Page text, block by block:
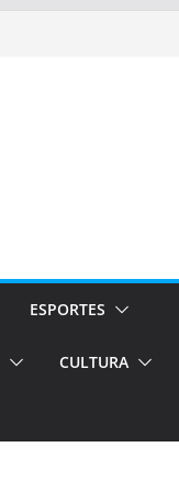
ESPORTES
CULTURA